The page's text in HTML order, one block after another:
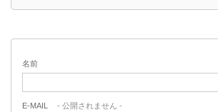
名前
E-MAIL - 公開されません -